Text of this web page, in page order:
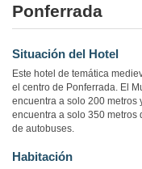
Ponferrada
Situación del Hotel
Este hotel de temática
el centro de Ponferrada. El
encuentra a solo 200 metros
encuentra a solo 350 metros
de autobuses.
Habitación